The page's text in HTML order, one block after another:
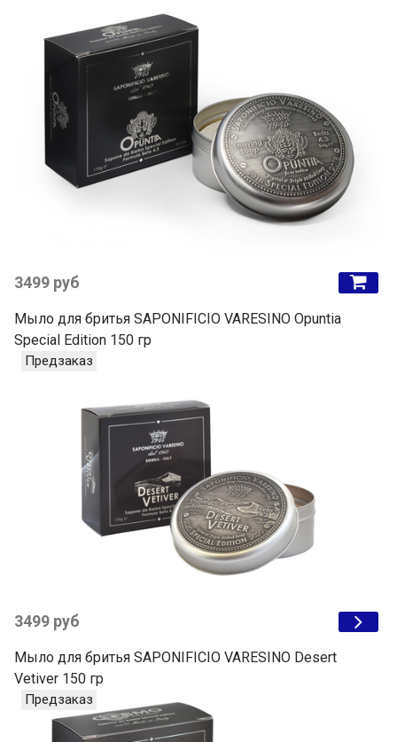
3499 руб
Мыло для бритья SAPONIFICIO VARESINO Opuntia
Special Edition 150 гр
Предзаказ
3499 руб
Мыло для бритья SAPONIFICIO VARESINO Desert
Vetiver 150 гр
Предзаказ